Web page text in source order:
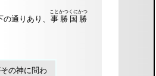
通りあり、 事勝国勝
ことかつくにかつ
の神に問わ